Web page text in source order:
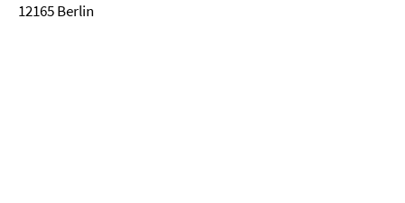
12165 Berlin